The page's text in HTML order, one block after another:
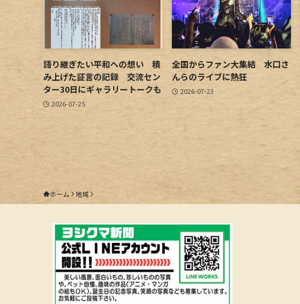
語り継ぎたい平和への想い 積
み上げた証言の記録 交流セン
ター30日にギャラリートークも
2026-07-25
全国からファン大集結 水口さ
んらのライブに熱狂
2026-07-23
ホーム 地域